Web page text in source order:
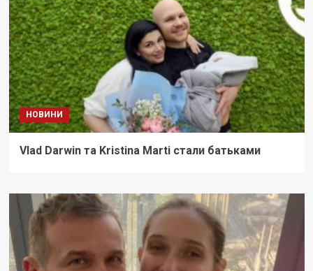
НОВИНИ
Vlad Darwin та Kristina Marti стали батьками